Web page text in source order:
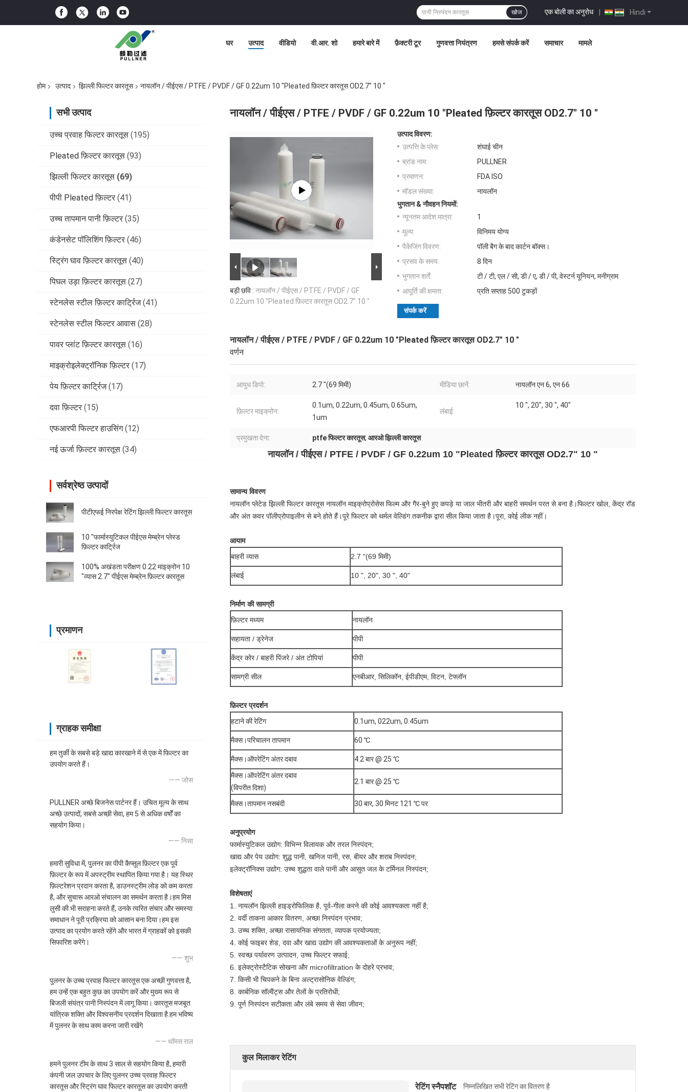
Hindi
एक बोली का अनुरोध |
खोज
घर उत्पाद वीडियो वी.आर. शो हमारे बारे में फ़ैक्टरी टूर गुणवत्ता नियंत्रण हमसे संपर्क करें समाचार मामले
होम उत्पाद झिल्ली फिल्टर कारतूस नायलॉन / पीईएस / PTFE / PVDF / GF 0.22um 10 "Pleated फ़िल्टर कारतूस OD2.7" 10 "
सभी उत्पाद
उच्च प्रवाह फिल्टर कारतूस (195)
Pleated फ़िल्टर कारतूस (93)
झिल्ली फिल्टर कारतूस (69)
पीपी Pleated फ़िल्टर (41)
उच्च तापमान पानी फ़िल्टर (35)
कंडेनसेट पॉलिशिंग फ़िल्टर (46)
स्ट्रिंग घाव फ़िल्टर कारतूस (40)
पिघल उड़ा फ़िल्टर कारतूस (27)
स्टेनलेस स्टील फ़िल्टर कार्ट्रिज (41)
स्टेनलेस स्टील फिल्टर आवास (28)
पावर प्लांट फ़िल्टर कारतूस (16)
माइक्रोइलेक्ट्रॉनिक फ़िल्टर (17)
पेय फ़िल्टर कार्ट्रिज (17)
दवा फ़िल्टर (15)
एफआरपी फिल्टर हाउसिंग (12)
नई ऊर्जा फ़िल्टर कारतूस (34)
सर्वश्रेष्ठ उत्पादों
पीटीएफई निरपेक्ष रेटिंग झिल्ली फिल्टर कारतूस
10 "फार्मास्युटिकल पीईएस मेम्ब्रेन प्लेस्ड
फ़िल्टर कार्ट्रिज
100% अखंडता परीक्षण 0.22 माइक्रोन 10
"व्यास 2.7" पीईएस मेम्ब्रेन फ़िल्टर कारतूस
प्रमाणन
ग्राहक समीक्षा
हम तुर्की के सबसे बड़े खाद्य कारखाने में से एक में फिल्टर का
उपयोग करते हैं।
—— जोस
PULLNER अच्छे बिजनेस पार्टनर हैं। उचित मूल्य के साथ
अच्छे उत्पादों, सबसे अच्छी सेवा, हम 5 से अधिक वर्षों का
सहयोग किया।
—— निसा
हमारी सुविधा में, पुलनर का पीपी कैप्सूल फ़िल्टर एक पूर्व
फ़िल्टर के रूप में अपस्ट्रीम स्थापित किया गया है। यह स्थिर
फ़िल्टरेशन प्रदान करता है, डाउनस्ट्रीम लोड को कम करता
है, और सुचारू आरओ संचालन का समर्थन करता है।हम मिस
लुसी की भी सराहना करते हैं, उनके त्वरित संचार और समस्या
समाधान ने पूरी प्रक्रिया को आसान बना दिया।हम इस
उत्पाद का प्रयोग करते रहेंगे और भारत में ग्राहकों को इसकी
सिफारिश करेंगे।
—— शुभ
पुलनर के उच्च प्रवाह फिल्टर कारतूस एक अच्छी गुणवत्ता है,
हम उन्हें एक बहुत कुछ का उपयोग करें और मुख्य रूप से
बिजली संयंत्र पानी निस्पंदन में लागू किया। कारतूस मजबूत
यांत्रिक शक्ति और विश्वसनीय प्रदर्शन दिखाता है.हम भविष्य
में पुलनर के साथ काम करना जारी रखेंगे
—— थॉमस राल
हमने पुलनर टीम के साथ 3 साल से सहयोग किया है, हमारी
कंपनी जल उपचार के लिए पुलनर उच्च प्रवाह फिल्टर
कारतूस और स्ट्रिंग घाव फिल्टर कारतूस का उपयोग करती
नायलॉन / पीईएस / PTFE / PVDF / GF 0.22um 10 "Pleated फ़िल्टर कारतूस OD2.7" 10 "
बड़ी छवि : नायलॉन / पीईएस / PTFE / PVDF / GF
0.22um 10 "Pleated फ़िल्टर कारतूस OD2.7" 10 "
उत्पाद विवरण:
उत्पत्ति के प्लेस:
शंघाई चीन
ब्रांड नाम:
PULLNER
प्रमाणन:
FDA ISO
मॉडल संख्या:
नायलॉन
भुगतान & नौवहन नियमों:
न्यूनतम आदेश मात्रा:
1
मूल्य:
विनिमय योग्य
पैकेजिंग विवरण:
पॉली बैग के बाद कार्टन बॉक्स।
प्रसव के समय:
8 दिन
भुगतान शर्तें:
टी / टी, एल / सी, डी / ए, डी / पी, वेस्टर्न यूनियन, मनीग्राम
आपूर्ति की क्षमता:
प्रति सप्ताह 500 टुकड़ों
संपर्क करें
नायलॉन / पीईएस / PTFE / PVDF / GF 0.22um 10 "Pleated फ़िल्टर कारतूस OD2.7" 10 "
वर्णन
आयुध डिपो: 2.7 "(69 मिमी) मीडिया छानें: नायलॉन एन 6, एन 66
फ़िल्टर माइक्रोन:
0.1um, 0.22um, 0.45um, 0.65um,
1um
लंबाई:
10 ", 20", 30 ", 40"
प्रमुखता देना: ptfe फिल्टर कारतूस, आरओ झिल्ली कारतूस
नायलॉन / पीईएस / PTFE / PVDF / GF 0.22um 10 "Pleated फ़िल्टर कारतूस OD2.7" 10 "
सामान्य विवरण
नायलॉन प्लेटेड झिल्ली फिल्टर कारतूस नायलॉन माइक्रोप्रोसेस फिल्म और गैर-बुने हुए कपड़े या जाल भीतरी और बाहरी समर्थन परत से बना है।फिल्टर खोल, केंद्र रॉड
और अंत कवर पॉलीप्रोपाइलीन से बने होते हैं।पूरे फिल्टर को थर्मल वेल्डिंग तकनीक द्वारा सील किया जाता है।पूरा, कोई लीक नहीं।
आयाम
बाहरी व्यास
2.7 "(69 मिमी)
लंबाई 10 ", 20", 30 ", 40"
निर्माण की सामग्री
फ़िल्टर मध्यम
नायलॉन
सहायता / ड्रेनेज पीपी
केंद्र कोर / बाहरी पिंजरे / अंत टोपियां पीपी
सामग्री सील एनबीआर, सिलिकॉन, ईपीडीएम, विटन, टेफ्लॉन
फ़िल्टर प्रदर्शन
हटाने की रेटिंग
0.1um, 022um, 0.45um
मैक्स।परिचालन तापमान 60 ℃
मैक्स।ऑपरेटिंग अंतर दबाव
4.2 बार @ 25 ℃
मैक्स।ऑपरेटिंग अंतर दबाव
(विपरीत दिशा)
2.1 बार @ 25 ℃
मैक्स।तापमान नसबंदी 30 बार, 30 मिनट 121 ℃ पर
अनुप्रयोग
फार्मास्युटिकल उद्योग: विभिन्न विलायक और तरल निस्पंदन;
खाद्य और पेय उद्योग: शुद्ध पानी, खनिज पानी, रस, बीयर और शराब निस्पंदन;
इलेक्ट्रॉनिक्स उद्योग: उच्च शुद्धता वाले पानी और आसुत जल के टर्मिनल निस्पंदन;
विशेषताएं
1. नायलॉन झिल्ली हाइड्रोफिलिक है, पूर्व-गीला करने की कोई आवश्यकता नहीं है;
2. वर्दी ताकना आकार वितरण, अच्छा निस्पंदन प्रभाव;
3. उच्च शक्ति, अच्छा रासायनिक संगतता, व्यापक प्रयोज्यता;
4. कोई फाइबर शेड, दवा और खाद्य उद्योग की आवश्यकताओं के अनुरूप नहीं;
5. स्वच्छ पर्यावरण उत्पादन, उच्च फिल्टर सफाई;
6. इलेक्ट्रोस्टैटिक सोखना और microfiltration के दोहरे प्रभाव;
7. किसी भी चिपकने के बिना अल्ट्रासोनिक वेल्डिंग;
8. कार्बनिक सॉल्वैंट्स और तेलों के प्रतिरोधी;
9. पूर्ण निस्पंदन सटीकता और लंबे समय से सेवा जीवन;
कुल मिलाकर रेटिंग
रेटिंग स्नैपशॉट
निम्नलिखित सभी रेटिंग का वितरण है